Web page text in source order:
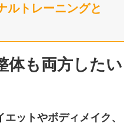
ルトレーニングと
体も両方したい
ットやボディメイク、